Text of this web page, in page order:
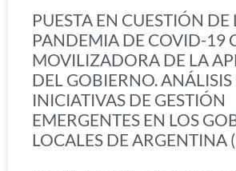
PUESTA EN CUESTIÓN DE
PANDEMIA DE COVID-19
MOVILIZADORA DE LA
DEL GOBIERNO. ANÁLISIS
INICIATIVAS DE GESTIÓN
EMERGENTES EN LOS
LOCALES DE ARGENTINA